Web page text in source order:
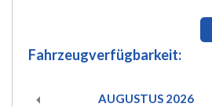
Fahrzeugverfügbarkeit:
AUGUSTUS 2026